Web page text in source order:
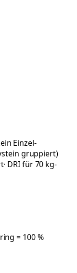
Einzel-
gruppiert)
· DRI für 70 kg-
= 100 %